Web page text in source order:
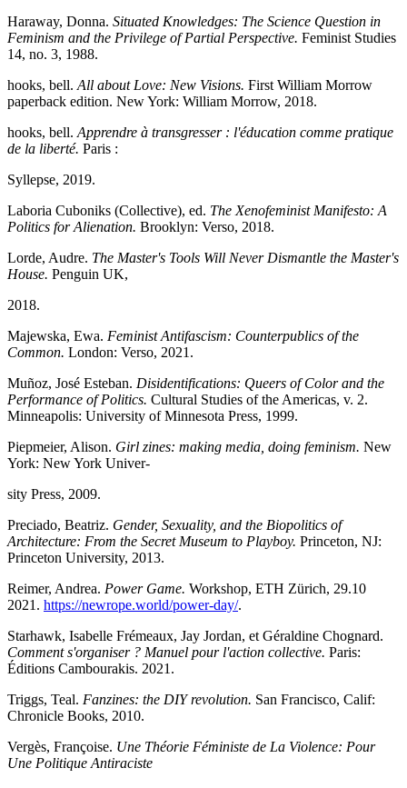
Haraway, Donna. Situated Knowledges: The Science Question in
Feminism and the Privilege of Partial Perspective. Feminist Studies
14, no. 3, 1988.
hooks, bell. All about Love: New Visions. First William Morrow
paperback edition. New York: William Morrow, 2018.
hooks, bell. Apprendre à transgresser : l'éducation comme pratique
de la liberté. Paris :
Syllepse, 2019.
Laboria Cuboniks (Collective), ed. The Xenofeminist Manifesto: A
Politics for Alienation. Brooklyn: Verso, 2018.
Lorde, Audre. The Master's Tools Will Never Dismantle the Master's
House. Penguin UK,
2018.
Majewska, Ewa. Feminist Antifascism: Counterpublics of the
Common. London: Verso, 2021.
Muñoz, José Esteban. Disidentifications: Queers of Color and the
Performance of Politics. Cultural Studies of the Americas, v. 2.
Minneapolis: University of Minnesota Press, 1999.
Piepmeier, Alison. Girl zines: making media, doing feminism. New
York: New York Univer-
sity Press, 2009.
Preciado, Beatriz. Gender, Sexuality, and the Biopolitics of
Architecture: From the Secret Museum to Playboy. Princeton, NJ:
Princeton University, 2013.
Reimer, Andrea. Power Game. Workshop, ETH Zürich, 29.10
2021. https://newrope.world/power-day/.
Starhawk, Isabelle Frémeaux, Jay Jordan, et Géraldine Chognard.
Comment s'organiser ? Manuel pour l'action collective. Paris:
Éditions Cambourakis. 2021.
Triggs, Teal. Fanzines: the DIY revolution. San Francisco, Calif:
Chronicle Books, 2010.
Vergès, Françoise. Une Théorie Féministe de La Violence: Pour
Une Politique Antiraciste